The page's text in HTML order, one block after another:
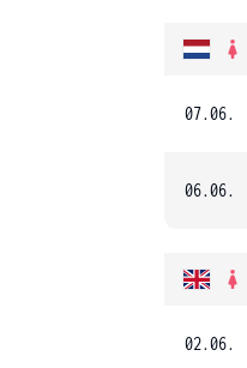
07.06.
06.06.
02.06.